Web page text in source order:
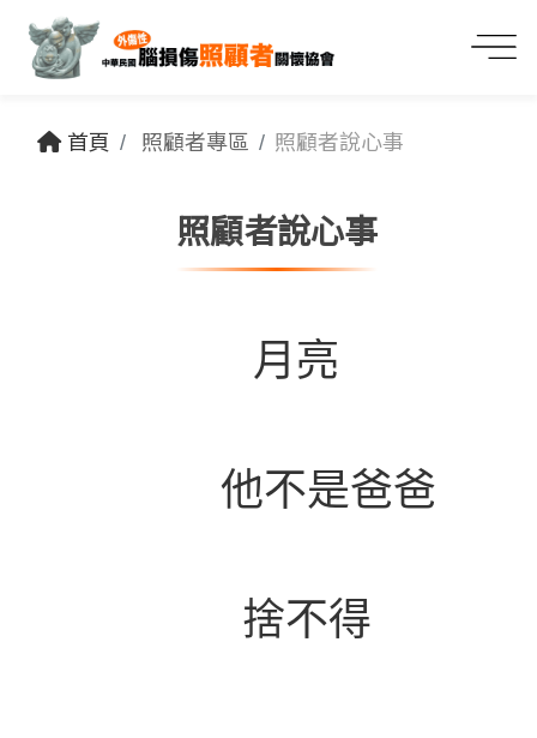
首頁 照顧者專區 照顧者說心事
照顧者說心事
月亮
他不是爸爸
捨不得